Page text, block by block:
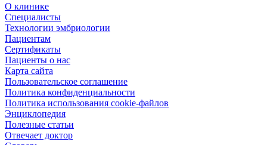
О клинике
Специалисты
Технологии эмбриологии
Пациентам
Сертификаты
Пациенты о нас
Карта сайта
Пользовательское соглашение
Политика конфиденциальности
Политика использования cookie-файлов
Энциклопедия
Полезные статьи
Отвечает доктор